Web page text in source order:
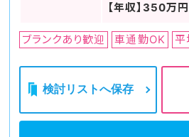
【年収】350万
ブランクあり歓迎 車通勤OK 平
検討リストへ保存